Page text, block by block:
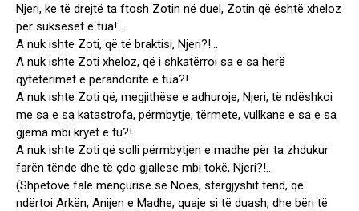
Njeri, ke të drejtë ta ftosh Zotin në duel, Zotin që është xheloz
për sukseset e tua!…
A nuk ishte Zoti, që të braktisi, Njeri?!…
A nuk ishte Zoti xheloz, që i shkatërroi sa e sa herë
qytetërimet e perandoritë e tua?!
A nuk ishte Zoti që, megjithëse e adhuroje, Njeri, të ndëshkoi
me sa e sa katastrofa, përmbytje, tërmete, vullkane e sa e sa
gjëma mbi kryet e tu?!
A nuk ishte Zoti që solli përmbytjen e madhe për ta zhdukur
farën tënde dhe të çdo gjallese mbi tokë, Njeri?!…
(Shpëtove falë mençurisë së Noes, stërgjyshit tënd, që
ndërtoi Arkën, Anijen e Madhe, quaje si të duash, dhe bëri të